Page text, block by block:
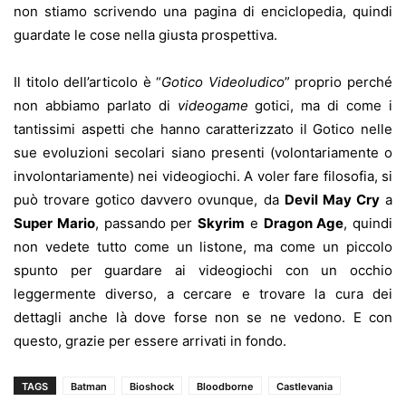
non stiamo scrivendo una pagina di enciclopedia, quindi
guardate le cose nella giusta prospettiva.
Il titolo dell’articolo è “Gotico Videoludico” proprio perché
non abbiamo parlato di videogame gotici, ma di come i
tantissimi aspetti che hanno caratterizzato il Gotico nelle
sue evoluzioni secolari siano presenti (volontariamente o
involontariamente) nei videogiochi. A voler fare filosofia, si
può trovare gotico davvero ovunque, da Devil May Crya
Super Mario, passando per Skyrim e Dragon Age, quindi
non vedete tutto come un listone, ma come un piccolo
spunto per guardare ai videogiochi con un occhio
leggermente diverso, a cercare e trovare la cura dei
dettagli anche là dove forse non se ne vedono. E con
questo, grazie per essere arrivati in fondo.
TAGS Batman Bioshock Bloodborne
Castlevania